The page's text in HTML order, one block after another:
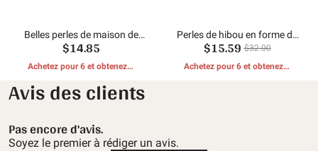
Belles perles de maison de
coeur de pêche
$14.85
Achetez pour 6 et obtenez 1
Perles de hibou en forme de
coeur rose
$15.59 $32.00
Achetez pour 6 et obtenez 1
Avis des clients
Pas encore d'avis.
Soyez le premier à rédiger un avis.